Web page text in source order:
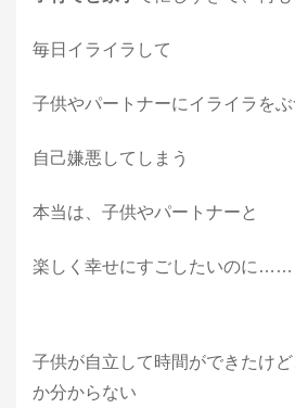
毎日イライラして
子供やパートナーにイライラを
自己嫌悪してしまう
本当は、子供やパートナーと
楽しく幸せにすごしたいのに……
子供が自立して時間ができたけ
か分からない